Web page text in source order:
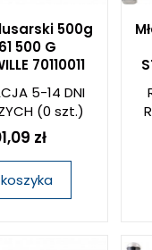
500g
500 G
70110011
5-14 DNI
(0 szt.)
zł